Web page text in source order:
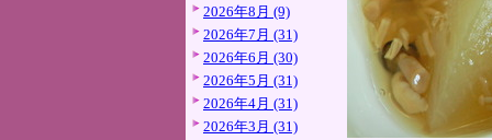
2026年8月 (9)
2026年7月 (31)
2026年6月 (30)
2026年5月 (31)
2026年4月 (31)
2026年3月 (31)